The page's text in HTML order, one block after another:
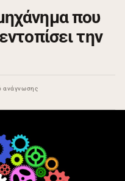
που
την
ανάγνωσης